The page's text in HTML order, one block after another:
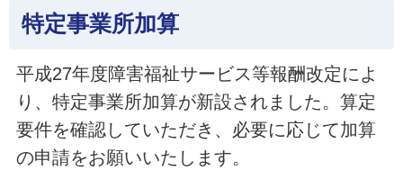
特定事業所加算
平成27年度障害福祉サービス等報酬改定によ
り、特定事業所加算が新設されました。算定
要件を確認していただき、必要に応じて加算
の申請をお願いいたします。